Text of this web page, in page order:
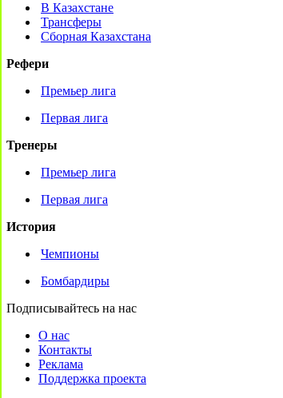
В Казахстане
Трансферы
Сборная Казахстана
Рефери
Премьер лига
Первая лига
Тренеры
Премьер лига
Первая лига
История
Чемпионы
Бомбардиры
Подписывайтесь на нас
О нас
Контакты
Реклама
Поддержка проекта